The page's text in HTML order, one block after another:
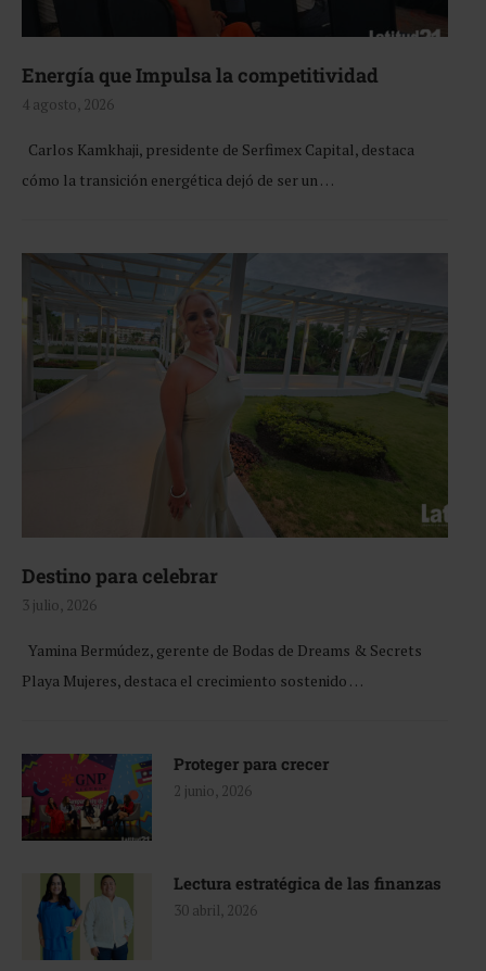
Energía que Impulsa la competitividad
4 agosto, 2026
Carlos Kamkhaji, presidente de Serfimex Capital, destaca
cómo la transición energética dejó de ser un …
Destino para celebrar
3 julio, 2026
Yamina Bermúdez, gerente de Bodas de Dreams & Secrets
Playa Mujeres, destaca el crecimiento sostenido …
Proteger para crecer
2 junio, 2026
Lectura estratégica de las finanzas
30 abril, 2026